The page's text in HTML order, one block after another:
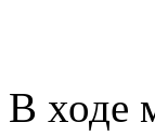
В ходе